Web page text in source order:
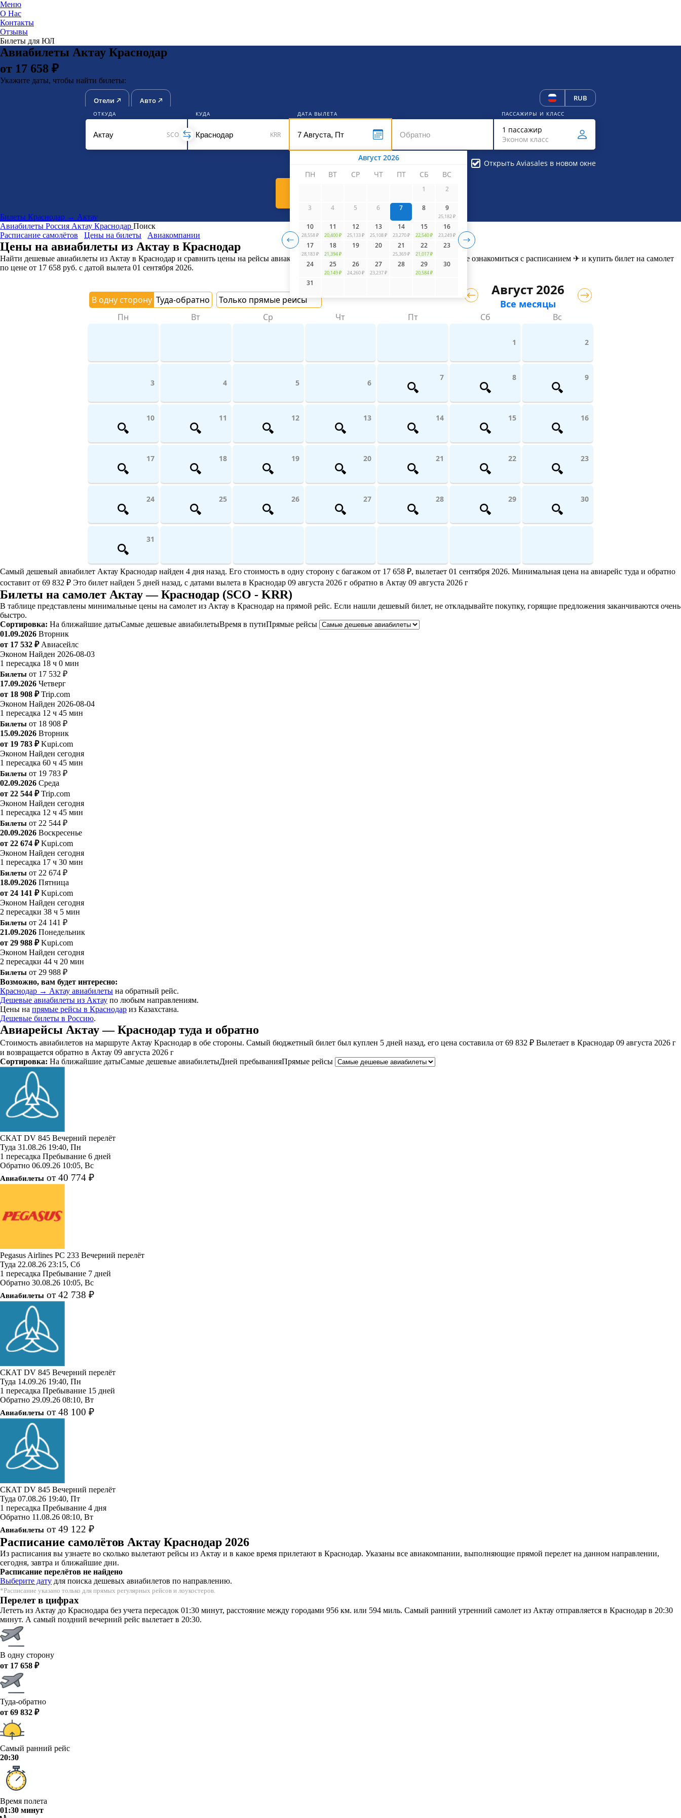
ЮниТикет
Меню
О Нас
Контакты
Отзывы
Билеты для ЮЛ
Авиабилеты Актау Краснодар
от 17 658 ₽
Укажите даты, чтобы найти билеты:
Отели Авто RUB
ОТКУДА
SCO
КУДА
KRR
ДАТА ВЫЛЕТА
Август 2026
ПН
ВТ СР ЧТ ПТ СБ ВС
1 2
3 4 5 6 7 8 9
25,182 ₽
10
28,558 ₽
11
20,400 ₽
12
25,133 ₽
13
25,108 ₽
14
23,270 ₽
15
22,540 ₽
16
23,249 ₽
17
28,183 ₽
18
21,394 ₽
19 20 21
25,369 ₽
22
21,017 ₽
23
24 25
20,149 ₽
26
24,260 ₽
27
23,237 ₽
28 29
20,584 ₽
30
31
ПАССАЖИРЫ И КЛАСС
1 пассажир
Эконом класс
Открыть Aviasales в новом окне
Билеты Краснодар → Актау
Авиабилеты Россия Актау Краснодар Поиск
Расписание самолётов
Цены на билеты Авиакомпании
Цены на авиабилеты из Актау в Краснодар
Найти дешевые авиабилеты из Актау в Краснодар и сравнить цены на рейсы авиакомпаний поможет UniTicket.ru. На сайте вы можете ознакомиться с расписанием ✈ и купить билет на самолет
по цене от 17 658 руб. с датой вылета 01 сентября 2026.
В одну сторону Туда-обратно Только прямые рейсы
Август 2026
Все месяцы
Пн Вт Ср Чт Пт Сб Вс
1 2
3 4 5 6
7 8 9
10 11 12 13 14 15 16
17 18 19 20 21 22 23
24 25 26 27 28 29 30
31
Самый дешевый авиабилет Актау Краснодар найден 4 дня назад. Его стоимость в одну сторону с багажом от 17 658 ₽, вылетает 01 сентября 2026. Минимальная цена на авиарейс туда и обратно
составит от 69 832 ₽ Это билет найден 5 дней назад, с датами вылета в Краснодар 09 августа 2026 г обратно в Актау 09 августа 2026 г
Билеты на самолет Актау — Краснодар (SCO - KRR)
В таблице представлены минимальные цены на самолет из Актау в Краснодар на прямой рейс. Если нашли дешевый билет, не откладывайте покупку, горящие предложения заканчиваются очень
быстро.
Сортировка: На ближайшие датыСамые дешевые авиабилетыВремя в путиПрямые рейсы
01.09.2026 Вторник
от 17 532 ₽ Авиасейлс
Эконом Найден 2026-08-03
1 пересадка 18 ч 0 мин
Билеты от 17 532 ₽
17.09.2026 Четверг
от 18 908 ₽ Trip.com
Эконом Найден 2026-08-04
1 пересадка 12 ч 45 мин
Билеты от 18 908 ₽
15.09.2026 Вторник
от 19 783 ₽ Kupi.com
Эконом Найден сегодня
1 пересадка 60 ч 45 мин
Билеты от 19 783 ₽
02.09.2026 Среда
от 22 544 ₽ Trip.com
Эконом Найден сегодня
1 пересадка 12 ч 45 мин
Билеты от 22 544 ₽
20.09.2026 Воскресенье
от 22 674 ₽ Kupi.com
Эконом Найден сегодня
1 пересадка 17 ч 30 мин
Билеты от 22 674 ₽
18.09.2026 Пятница
от 24 141 ₽ Kupi.com
Эконом Найден сегодня
2 пересадки 38 ч 5 мин
Билеты от 24 141 ₽
21.09.2026 Понедельник
от 29 988 ₽ Kupi.com
Эконом Найден сегодня
2 пересадки 44 ч 20 мин
Билеты от 29 988 ₽
Возможно, вам будет интересно:
Краснодар → Актау авиабилеты на обратный рейс.
Дешевые авиабилеты из Актау по любым направлениям.
Цены на прямые рейсы в Краснодар из Казахстана.
Дешевые билеты в Россию.
Авиарейсы Актау — Краснодар туда и обратно
Стоимость авиабилетов на маршруте Актау Краснодар в обе стороны. Самый бюджетный билет был куплен 5 дней назад, его цена составила от 69 832 ₽ Вылетает в Краснодар 09 августа 2026 г
и возвращается обратно в Актау 09 августа 2026 г
Сортировка: На ближайшие датыСамые дешевые авиабилетыДней пребыванияПрямые рейсы
СКАТ DV 845 Вечерний перелёт
Туда 31.08.26 19:40, Пн
1 пересадка Пребывание 6 дней
Обратно 06.09.26 10:05, Вс
Авиабилеты от 40 774 ₽
Pegasus Airlines PC 233 Вечерний перелёт
Туда 22.08.26 23:15, Сб
1 пересадка Пребывание 7 дней
Обратно 30.08.26 10:05, Вс
Авиабилеты от 42 738 ₽
СКАТ DV 845 Вечерний перелёт
Туда 14.09.26 19:40, Пн
1 пересадка Пребывание 15 дней
Обратно 29.09.26 08:10, Вт
Авиабилеты от 48 100 ₽
СКАТ DV 845 Вечерний перелёт
Туда 07.08.26 19:40, Пт
1 пересадка Пребывание 4 дня
Обратно 11.08.26 08:10, Вт
Авиабилеты от 49 122 ₽
Расписание самолётов Актау Краснодар 2026
Из расписания вы узнаете во сколько вылетают рейсы из Актау и в какое время прилетают в Краснодар. Указаны все авиакомпании, выполняющие прямой перелет на данном направлении,
сегодня, завтра и ближайшие дни.
Расписание перелётов не найдено
Выберите дату для поиска дешевых авиабилетов по направлению.
*Расписание указано только для прямых регулярных рейсов и лоукостеров.
Перелет в цифрах
Лететь из Актау до Краснодара без учета пересадок 01:30 минут, расстояние между городами 956 км. или 594 миль. Самый ранний утренний самолет из Актау отправляется в Краснодар в 20:30
минут. А самый поздний вечерний рейс вылетает в 20:30.
В одну сторону
от 17 658 ₽
Туда-обратно
от 69 832 ₽
Самый ранний рейс
20:30
Время полета
01:30 минут